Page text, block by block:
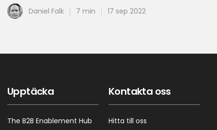
Daniel Falk 7 min 17 sep 2022
Upptäcka
The B2B Enablement Hub
Kontakta oss
Hitta till oss